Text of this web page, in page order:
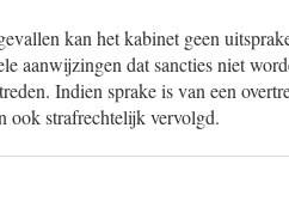
kan het kabinet geen
aanwijzingen dat sancties niet
Indien sprake is van een
ook strafrechtelijk vervolgd.